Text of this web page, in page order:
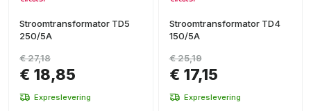
Stroomtransformator TD5
250/5A
€ 18,85
€ 27,18
Expreslevering
Stroomtransformator TD4
150/5A
€ 17,15
€ 25,19
Expreslevering